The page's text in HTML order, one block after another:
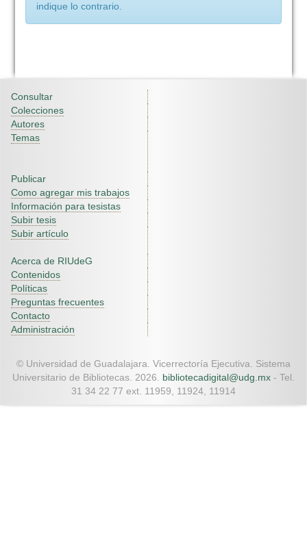
indique lo contrario.
Consultar
Colecciones
Autores
Temas
Publicar
Como agregar mis trabajos
Información para tesistas
Subir tesis
Subir artículo
Acerca de RIUdeG
Contenidos
Políticas
Preguntas frecuentes
Contacto
Administración
© Universidad de Guadalajara. Vicerrectoría Ejecutiva. Sistema
Universitario de Bibliotecas. 2026. bibliotecadigital@udg.mx - Tel.
31 34 22 77 ext. 11959, 11924, 11914